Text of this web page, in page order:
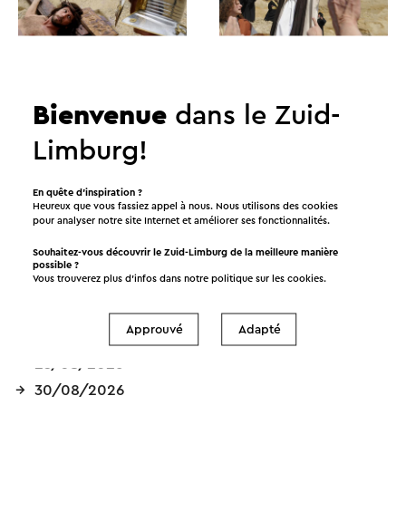
Dates
09/08/2026
30/08/2026
Bienvenue dans le Zuid-
Limburg!
En quête d’inspiration ?
Heureux que vous fassiez appel à nous. Nous utilisons des cookies
pour analyser notre site Internet et améliorer ses fonctionnalités.
Souhaitez-vous découvrir le Zuid-Limburg de la meilleure manière
possible ?
Vous trouverez plus d’infos dans notre politique sur lescookies
Approuvé Adapté